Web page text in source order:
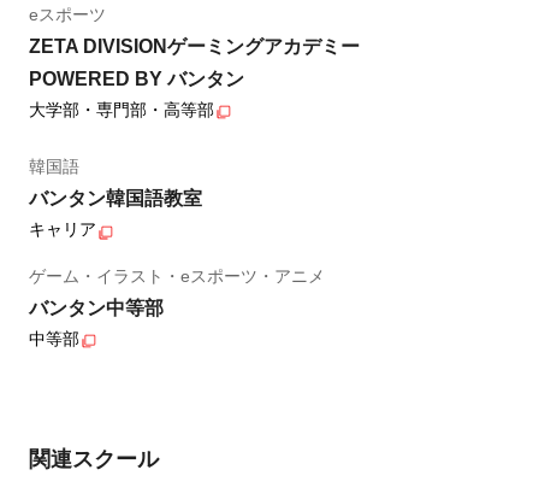
eスポーツ
ZETA DIVISIONゲーミングアカデミー
POWERED BY バンタン
大学部・専門部・高等部
韓国語
バンタン韓国語教室
キャリア
ゲーム・イラスト・eスポーツ・アニメ
バンタン中等部
中等部
関連スクール